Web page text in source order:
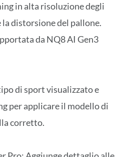
in alta risoluzione degli
distorsione del pallone.
da NQ8 AI Gen3
di sport visualizzato e
per applicare il modello di
corretto.